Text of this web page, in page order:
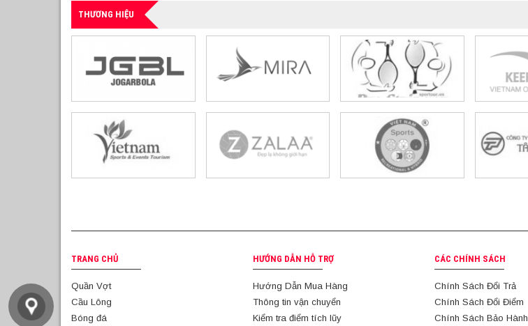
THƯƠNG HIỆU
TRANG CHỦ
Quần Vợt
Cầu Lông
Bóng đá
HƯỚNG DẪN HỖ TRỢ
Hướng Dẫn Mua Hàng
Thông tin vận chuyển
Kiểm tra điểm tích lũy
CÁC CHÍNH SÁCH
Chính Sách Đổi Trả
Chính Sách Đổi Điểm
Chính Sách Bảo Hành